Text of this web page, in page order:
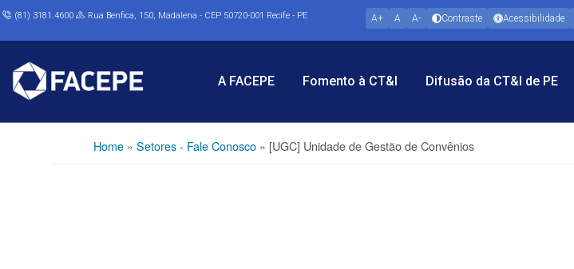
Home »Setores - Fale Conosco » [UGC] Unidade de Gestão de Convênios
(81) 3181.4600 Rua Benfica, 150, Madalena - CEP 50720-001 Recife - PE A+ A A- Contraste Acessibilidade
A FACEPE Fomento à CT&I Difusão da CT&I de PE